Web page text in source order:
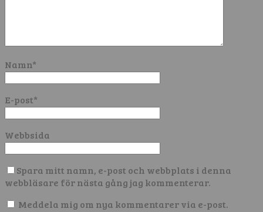
Namn*
E-post*
Webbsida
Spara mitt namn, e-post och webbplats i denna
webbläsare för nästa gång jag kommenterar.
Meddela mig om nya kommentarer via e-post.